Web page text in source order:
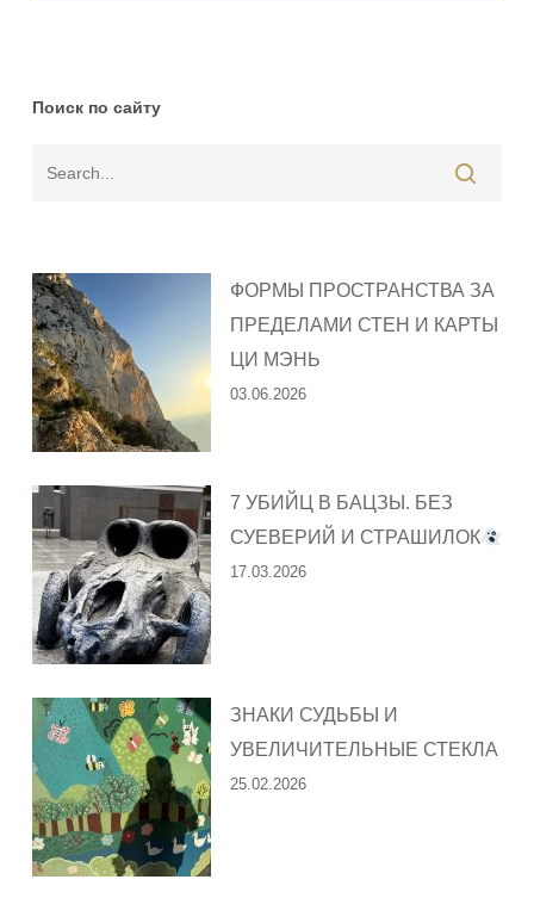
Поиск по сайту
ФОРМЫ ПРОСТРАНСТВА ЗА
ПРЕДЕЛАМИ СТЕН И КАРТЫ
ЦИ МЭНЬ
03.06.2026
7 УБИЙЦ В БАЦЗЫ. БЕЗ
СУЕВЕРИЙ И СТРАШИЛОК
17.03.2026
ЗНАКИ СУДЬБЫ И
УВЕЛИЧИТЕЛЬНЫЕ СТЕКЛА
25.02.2026